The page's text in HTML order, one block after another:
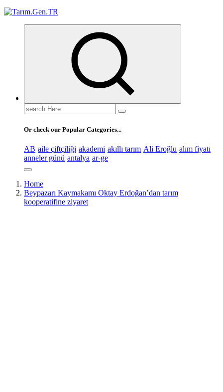
Türk Tarımının İnternetteki Adresi
Search
for:
Or check our Popular Categories...
AB aile çiftçiliği akademi akıllı tarım Ali Eroğlu alım fiyatı
anneler günü antalya ar-ge
Home
Beypazarı Kaymakamı Oktay Erdoğan’dan tarım
kooperatifine ziyaret